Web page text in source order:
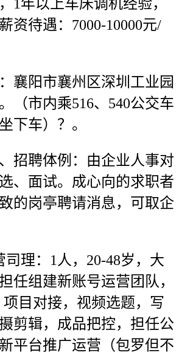
1年以上车床调机经验，
资待遇：7000-10000元/
阳市襄州区深圳工业园
（市内乘516、540公交车
下车）？。
聘体例：由企业人事对
、面试。成心向的求职者
的岗亭聘请消息，可取企
理：1人，20-48岁，大
任组建新账号运营团队，
项目对接，视频选题，写
剪辑，成品把控，担任公
平台推广运营（包罗但不